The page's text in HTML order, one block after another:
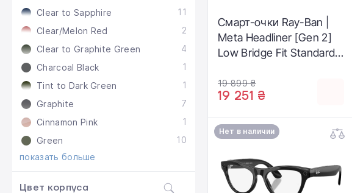
Clear to Sapphire
11
Clear/Melon Red
2
Clear to Graphite Green
4
Charcoal Black
1
Tint to Dark Green
1
Graphite
7
Cinnamon Pink
1
Green
10
показать больше
Цвет корпуса
Смарт-очки Ray-Ban |
Meta Headliner [Gen 2]
Low Bridge Fit Standard
Green Lenses (RW4013F
601/71 51-23)
19 899 ₴
19 251 ₴
Нет в наличии